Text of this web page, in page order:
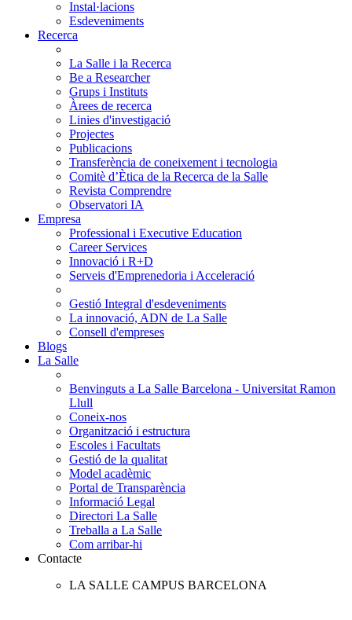
Instal·lacions
Esdeveniments
Recerca
La Salle i la Recerca
Be a Researcher
Grups i Instituts
Àrees de recerca
Linies d'investigació
Projectes
Publicacions
Transferència de coneixement i tecnologia
Comitè d’Ètica de la Recerca de la Salle
Revista Comprendre
Observatori IA
Empresa
Professional i Executive Education
Career Services
Innovació i R+D
Serveis d'Emprenedoria i Acceleració
Gestió Integral d'esdeveniments
La innovació, ADN de La Salle
Consell d'empreses
Blogs
La Salle
Benvinguts a La Salle Barcelona - Universitat Ramon
Llull
Coneix-nos
Organització i estructura
Escoles i Facultats
Gestió de la qualitat
Model acadèmic
Portal de Transparència
Informació Legal
Directori La Salle
Treballa a La Salle
Com arribar-hi
Contacte
LA SALLE CAMPUS BARCELONA